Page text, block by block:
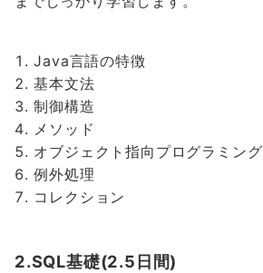
Java言語の特徴
基本文法
制御構造
メソッド
オブジェクト指向プログラミング
例外処理
コレクション
2.SQL基礎(2.5日間)